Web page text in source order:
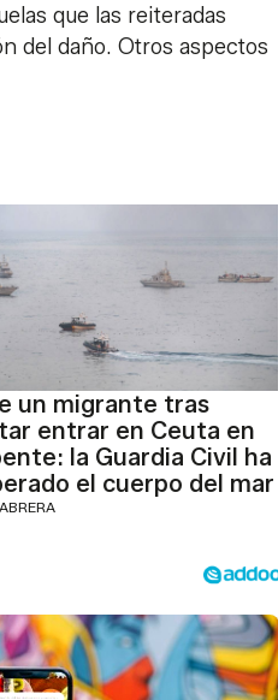
que las reiteradas
del daño. Otros aspectos
un migrante tras
entrar en Ceuta en
la Guardia Civil ha
el cuerpo del mar